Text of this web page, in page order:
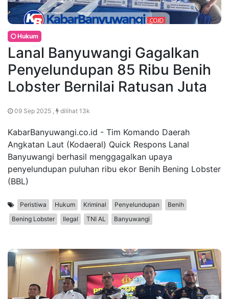
Hukum
Lanal Banyuwangi Gagalkan
Penyelundupan 85 Ribu Benih
Lobster Bernilai Ratusan Juta
09 Sep 2025 , dilihat 13k
KabarBanyuwangi.co.id - Tim Komando Daerah
Angkatan Laut (Kodaeral) Quick Respons Lanal
Banyuwangi berhasil menggagalkan upaya
penyelundupan puluhan ribu ekor Benih Bening Lobster
(BBL)
Peristiwa Hukum Kriminal Penyelundupan
Benih
Bening Lobster
Ilegal TNI AL Banyuwangi